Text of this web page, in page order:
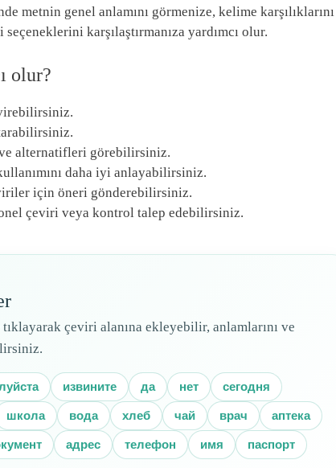
metnin genel anlamını görmenize, kelime karşılıklarını
karşılaştırmanıza yardımcı olur.
olur?
alternatifleri görebilirsiniz.
daha iyi anlayabilirsiniz.
için öneri gönderebilirsiniz.
çeviri veya kontrol talep edebilirsiniz.
çeviri alanına ekleyebilir, anlamlarını ve
извините да нет сегодня
школа вода хлеб чай врач аптека
адрес телефон имя паспорт